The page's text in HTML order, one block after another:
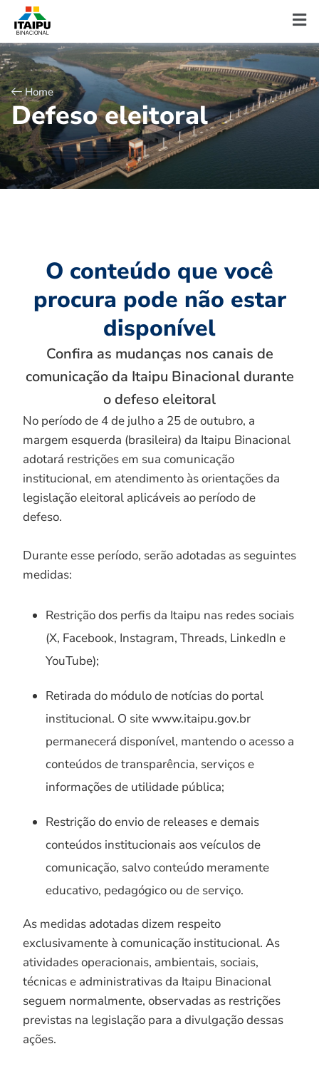
Home
Defeso eleitoral
O conteúdo que você
procura pode não estar
disponível
Confira as mudanças nos canais de
comunicação da Itaipu Binacional durante
o defeso eleitoral
No período de 4 de julho a 25 de outubro, a
margem esquerda (brasileira) da Itaipu Binacional
adotará restrições em sua comunicação
institucional, em atendimento às orientações da
legislação eleitoral aplicáveis ao período de
defeso.
Durante esse período, serão adotadas as seguintes
medidas:
Restrição dos perfis da Itaipu nas redes sociais
(X, Facebook, Instagram, Threads, LinkedIn e
YouTube);
Retirada do módulo de notícias do portal
institucional. O site www.itaipu.gov.br
permanecerá disponível, mantendo o acesso a
conteúdos de transparência, serviços e
informações de utilidade pública;
Restrição do envio de releases e demais
conteúdos institucionais aos veículos de
comunicação, salvo conteúdo meramente
educativo, pedagógico ou de serviço.
As medidas adotadas dizem respeito
exclusivamente à comunicação institucional. As
atividades operacionais, ambientais, sociais,
técnicas e administrativas da Itaipu Binacional
seguem normalmente, observadas as restrições
previstas na legislação para a divulgação dessas
ações.